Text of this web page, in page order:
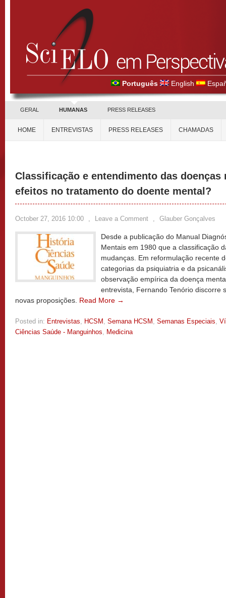
Português English
GERAL HUMANAS PRESS RELEASES
HOME ENTREVISTAS PRESS RELEASES CHAMADAS
Classificação e entendimento das doenças
efeitos no tratamento do doente mental?
October 27, 2016 10:00 , Leave a Comment , Glauber Gonçalves
Desde a publicação do Manual
Mentais em 1980 que a classificação
mudanças. Em reformulação recente
categorias da psiquiatria e da
observação empírica da doença
entrevista, Fernando Tenório discorre
novas proposições. Read More →
Posted in: Entrevistas, HCSM , Semana HCSM , Semanas Especiais,
Ciências Saúde - Manguinhos, Medicina